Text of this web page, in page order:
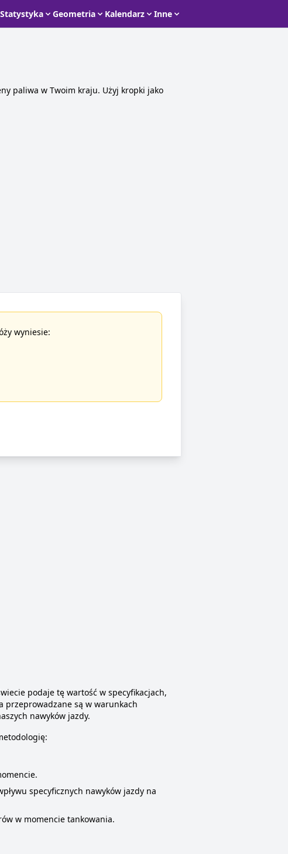
Statystyka Geometria Kalendarz Inne
paliwa w Twoim kraju. Użyj kropki jako
wyniesie:
podaje tę wartość w specyfikacjach,
przeprowadzane są w warunkach
nawyków jazdy.
specyficznych nawyków jazdy na
w momencie tankowania.